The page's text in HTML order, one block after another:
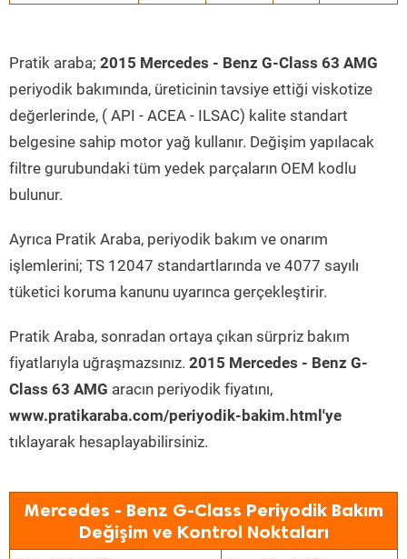
Pratik araba; 2015 Mercedes - Benz G-Class 63 AMG
periyodik bakımında, üreticinin tavsiye ettiği viskotize
değerlerinde, ( API - ACEA - ILSAC) kalite standart
belgesine sahip motor yağ kullanır. Değişim yapılacak
filtre gurubundaki tüm yedek parçaların OEM kodlu
bulunur.
Ayrıca Pratik Araba, periyodik bakım ve onarım
işlemlerini; TS 12047 standartlarında ve 4077 sayılı
tüketici koruma kanunu uyarınca gerçekleştirir.
Pratik Araba, sonradan ortaya çıkan sürpriz bakım
fiyatlarıyla uğraşmazsınız. 2015 Mercedes - Benz G-
Class 63 AMG aracın periyodik fiyatını,
www.pratikaraba.com/periyodik-bakim.html'ye
tıklayarak hesaplayabilirsiniz.
Mercedes - Benz G-Class Periyodik Bakım
Değişim ve Kontrol Noktaları